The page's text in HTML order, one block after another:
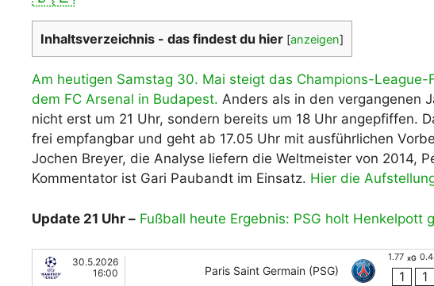
WM 2026 Spielplan Excel –
downloaden & automatisch
Inhaltsverzeichnis - das findest du hier [anzeigen]
Am heutigen Samstag 30. Mai steigt das Champions-
dem FC Arsenal in Budapest. Anders als in den vergangenen
nicht erst um 21 Uhr, sondern bereits um 18 Uhr angepfiffen.
frei empfangbar und geht ab 17.05 Uhr mit ausführlichen
Jochen Breyer, die Analyse liefern die Weltmeister von 2014,
Kommentator ist Gari Paubandt im Einsatz. Hier die
Update 21 Uhr – Fußball heute Ergebnis: PSG holt Henkelpott
30.5.2026
16:00
Paris Saint Germain (PSG)
1.77 xG
1 1